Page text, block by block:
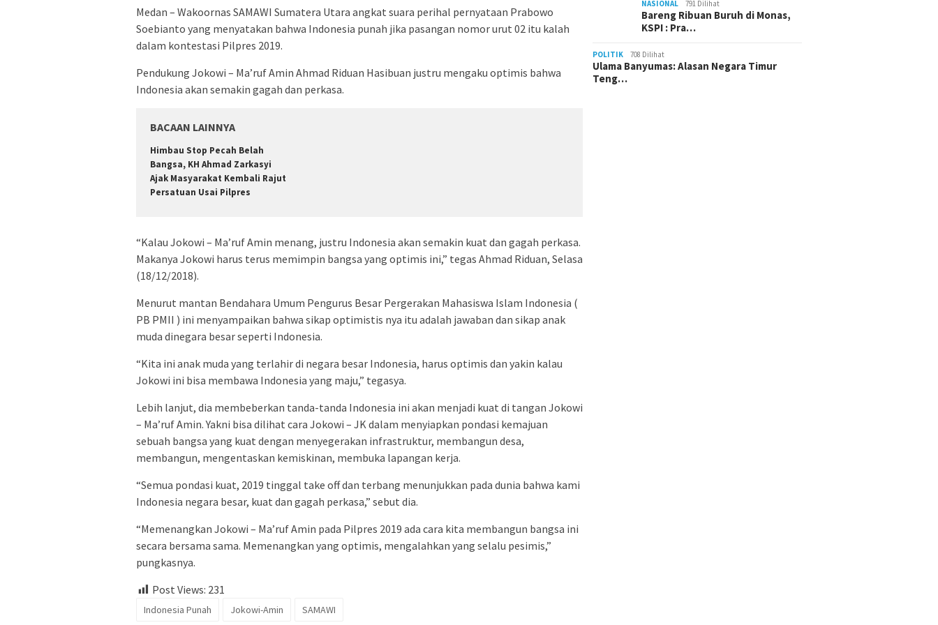
Medan – Wakoornas SAMAWI Sumatera Utara angkat suara perihal pernyataan Prabowo
Soebianto yang menyatakan bahwa Indonesia punah jika pasangan nomor urut 02 itu kalah
dalam kontestasi Pilpres 2019.
Pendukung Jokowi – Ma’ruf Amin Ahmad Riduan Hasibuan justru mengaku optimis bahwa
Indonesia akan semakin gagah dan perkasa.
BACAAN LAINNYA
Himbau Stop Pecah Belah
Bangsa, KH Ahmad Zarkasyi
Ajak Masyarakat Kembali Rajut
Persatuan Usai Pilpres
“Kalau Jokowi – Ma’ruf Amin menang, justru Indonesia akan semakin kuat dan gagah perkasa.
Makanya Jokowi harus terus memimpin bangsa yang optimis ini,” tegas Ahmad Riduan, Selasa
(18/12/2018).
Menurut mantan Bendahara Umum Pengurus Besar Pergerakan Mahasiswa Islam Indonesia (
PB PMII ) ini menyampaikan bahwa sikap optimistis nya itu adalah jawaban dan sikap anak
muda dinegara besar seperti Indonesia.
“Kita ini anak muda yang terlahir di negara besar Indonesia, harus optimis dan yakin kalau
Jokowi ini bisa membawa Indonesia yang maju,” tegasya.
Lebih lanjut, dia membeberkan tanda-tanda Indonesia ini akan menjadi kuat di tangan Jokowi
– Ma’ruf Amin. Yakni bisa dilihat cara Jokowi – JK dalam menyiapkan pondasi kemajuan
sebuah bangsa yang kuat dengan menyegerakan infrastruktur, membangun desa,
membangun, mengentaskan kemiskinan, membuka lapangan kerja.
“Semua pondasi kuat, 2019 tinggal take off dan terbang menunjukkan pada dunia bahwa kami
Indonesia negara besar, kuat dan gagah perkasa,” sebut dia.
“Memenangkan Jokowi – Ma’ruf Amin pada Pilpres 2019 ada cara kita membangun bangsa ini
secara bersama sama. Memenangkan yang optimis, mengalahkan yang selalu pesimis,”
pungkasnya.
Post Views: 231
Indonesia Punah Jokowi-Amin SAMAWI
NASIONAL 791 Dilihat
Bareng Ribuan Buruh di Monas,
KSPI : Pra…
POLITIK 708 Dilihat
Ulama Banyumas: Alasan Negara Timur
Teng…